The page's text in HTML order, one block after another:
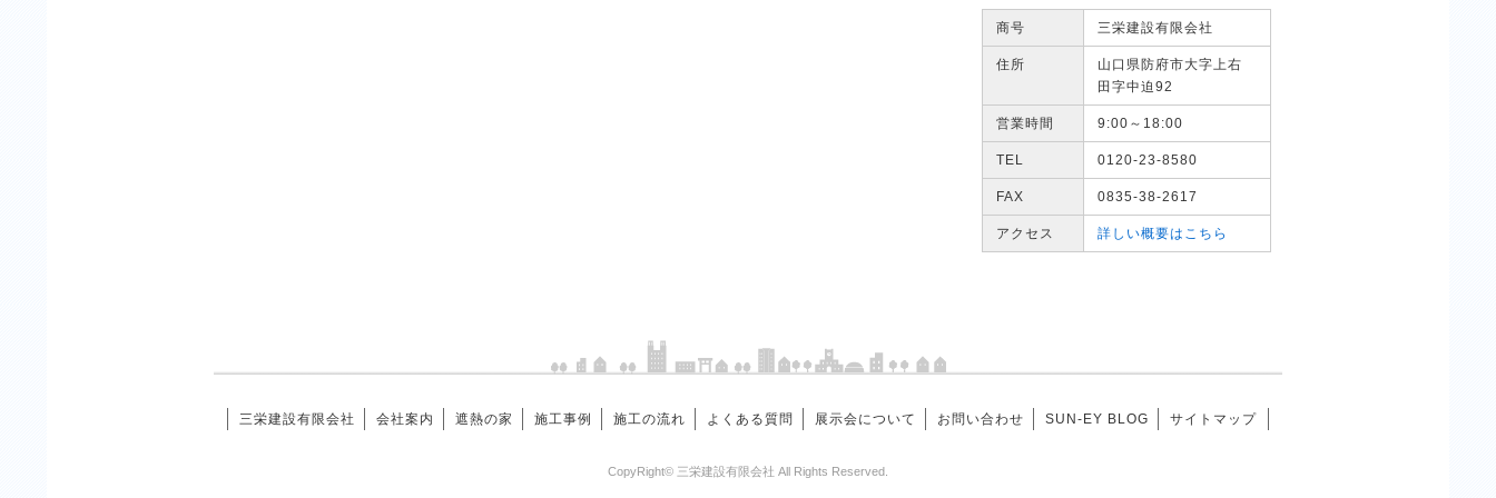
商号 三栄建設有限会社
住所
山口県防府市大字上右
田字中迫92
営業時間 9:00～18:00
TEL 0120-23-8580
FAX 0835-38-2617
アクセス 詳しい概要はこちら
三栄建設有限会社 会社案内 遮熱の家 施工事例 施工の流れ よくある質問 展示会について お問い合わせ SUN-EY BLOG サイトマップ
CopyRight© 三栄建設有限会社 All Rights Reserved.